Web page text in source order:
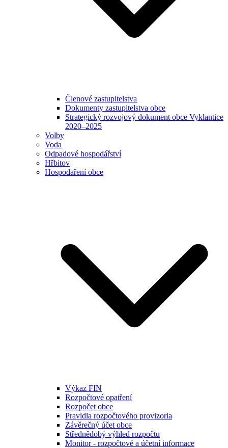
Členové zastupitelstva
Dokumenty zastupitelstva obce
Strategický rozvojový dokument obce Vyklantice
2020–2025
Volby
Voda
Odpadové hospodářství
Hřbitov
Hospodaření obce
Výkaz FIN
Rozpočtové opatření
Rozpočet obce
Pravidla rozpočtového provizoria
Závěrečný účet obce
Střednědobý výhled rozpočtu
Monitor - rozpočtové a účetní informace